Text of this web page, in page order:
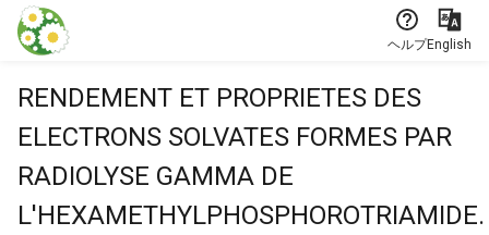
本文に飛ぶ
ヘルプEnglish
RENDEMENT ET PROPRIETES DES
ELECTRONS SOLVATES FORMES PAR
RADIOLYSE GAMMA DE
L'HEXAMETHYLPHOSPHOROTRIAMIDE.